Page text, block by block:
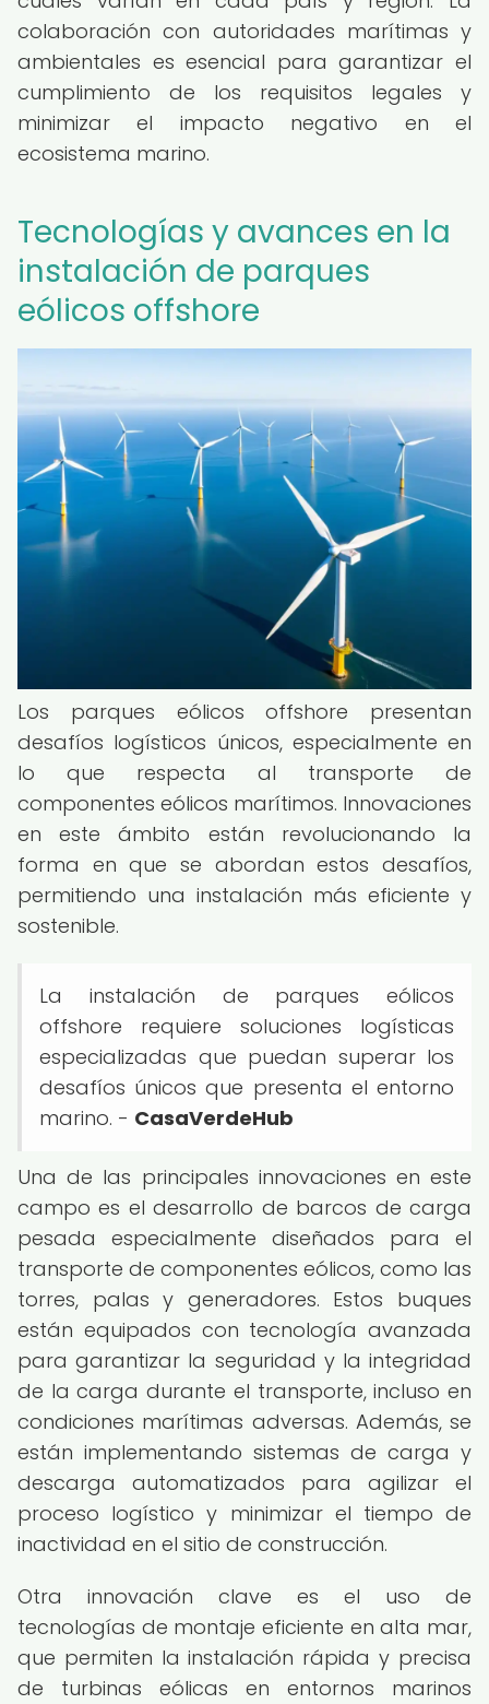
colaboración con autoridades marítimas y
ambientales es esencial para garantizar el
cumplimiento de los requisitos legales y
minimizar el impacto negativo en el
ecosistema marino.
Tecnologías y avances en la
instalación de parques
eólicos offshore
Los parques eólicos offshore presentan
desafíos logísticos únicos, especialmente en
lo que respecta al transporte de
componentes eólicos marítimos. Innovaciones
en este ámbito están revolucionando la
forma en que se abordan estos desafíos,
permitiendo una instalación más eficiente y
sostenible.
La instalación de parques eólicos
offshore requiere soluciones logísticas
especializadas que puedan superar los
desafíos únicos que presenta el entorno
marino. - CasaVerdeHub
Una de las principales innovaciones en este
campo es el desarrollo de barcos de carga
pesada especialmente diseñados para el
transporte de componentes eólicos, como las
torres, palas y generadores. Estos buques
están equipados con tecnología avanzada
para garantizar la seguridad y la integridad
de la carga durante el transporte, incluso en
condiciones marítimas adversas. Además, se
están implementando sistemas de carga y
descarga automatizados para agilizar el
proceso logístico y minimizar el tiempo de
inactividad en el sitio de construcción.
Otra innovación clave es el uso de
tecnologías de montaje eficiente en alta mar,
que permiten la instalación rápida y precisa
de turbinas eólicas en entornos marinos